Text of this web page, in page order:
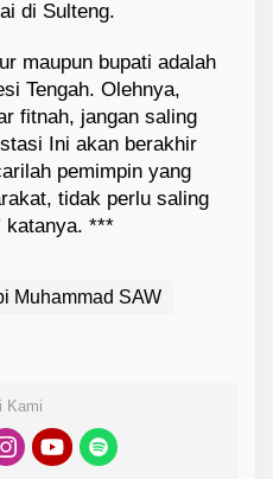
di Sulteng.
maupun bupati adalah
Tengah. Olehnya,
fitnah, jangan saling
Ini akan berakhir
pemimpin yang
tidak perlu saling
katanya. ***
Muhammad SAW
Kami